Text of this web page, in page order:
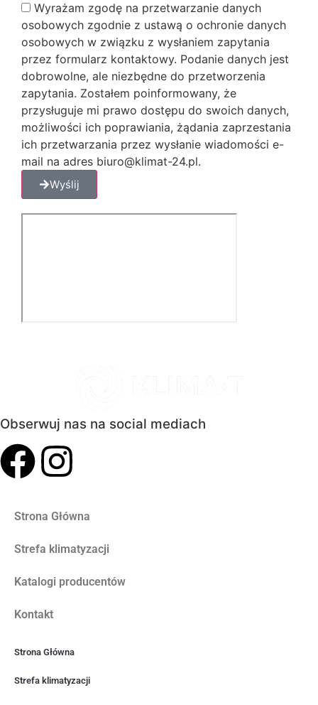
Wyrażam zgodę na przetwarzanie danych
osobowych zgodnie z ustawą o ochronie danych
osobowych w związku z wysłaniem zapytania
przez formularz kontaktowy. Podanie danych jest
dobrowolne, ale niezbędne do przetworzenia
zapytania. Zostałem poinformowany, że
przysługuje mi prawo dostępu do swoich danych,
możliwości ich poprawiania, żądania zaprzestania
ich przetwarzania przez wysłanie wiadomości e-
mail na adres biuro@klimat-24.pl.
Wyślij
Obserwuj nas na social mediach
Strona Główna
Strefa klimatyzacji
Katalogi producentów
Kontakt
Strona Główna
Strefa klimatyzacji